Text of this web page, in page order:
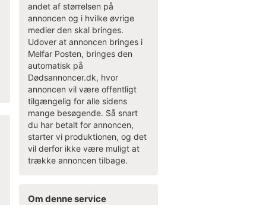
andet af størrelsen på
annoncen og i hvilke øvrige
medier den skal bringes.
Udover at annoncen bringes i
Melfar Posten, bringes den
automatisk på
Dødsannoncer.dk, hvor
annoncen vil være offentligt
tilgængelig for alle sidens
mange besøgende. Så snart
du har betalt for annoncen,
starter vi produktionen, og det
vil derfor ikke være muligt at
trække annoncen tilbage.
Om denne service